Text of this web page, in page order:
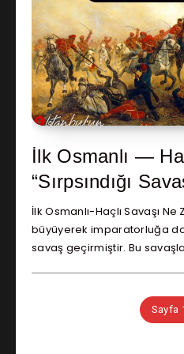
İlk Osmanlı —
“Sırpsındığı
İlk Osmanlı-Haçlı Savaşı
büyüyerek imparatorluğa
savaş geçirmiştir. Bu
Sayfa